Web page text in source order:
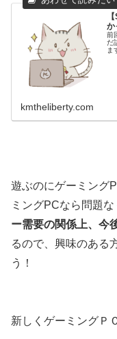
か
前
だ
ま
kmtheliberty.com
遊ぶのにゲーミング
ミングPCなら問題な
ー需要の関係上、今
るので、興味のある
う！
新しくゲーミングＰ